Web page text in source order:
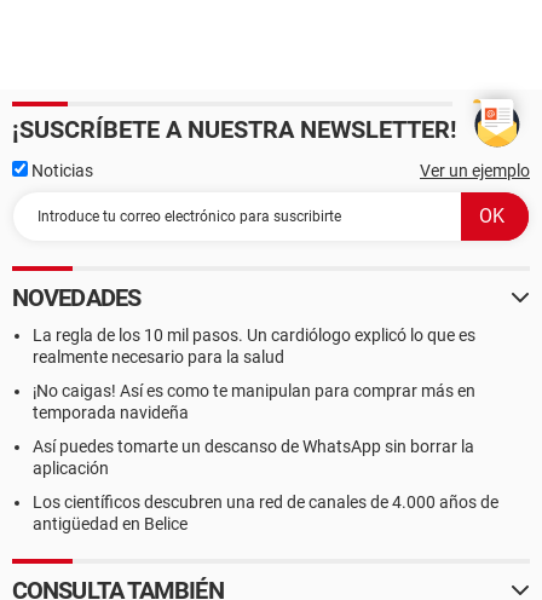
¡SUSCRÍBETE A NUESTRA NEWSLETTER!
Noticias Ver un ejemplo
NOVEDADES
La regla de los 10 mil pasos. Un cardiólogo explicó lo que es
realmente necesario para la salud
¡No caigas! Así es como te manipulan para comprar más en
temporada navideña
Así puedes tomarte un descanso de WhatsApp sin borrar la
aplicación
Los científicos descubren una red de canales de 4.000 años de
antigüedad en Belice
CONSULTA TAMBIÉN